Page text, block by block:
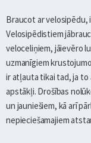
Braucot ar velosipēdu,
Velosipēdistiem
veloceliņiem, jāievēro
uzmanīgiem
ir atļauta tikai tad, ja to
apstākļi. Drošības
un jauniešiem, kā arī
nepieciešamajiem